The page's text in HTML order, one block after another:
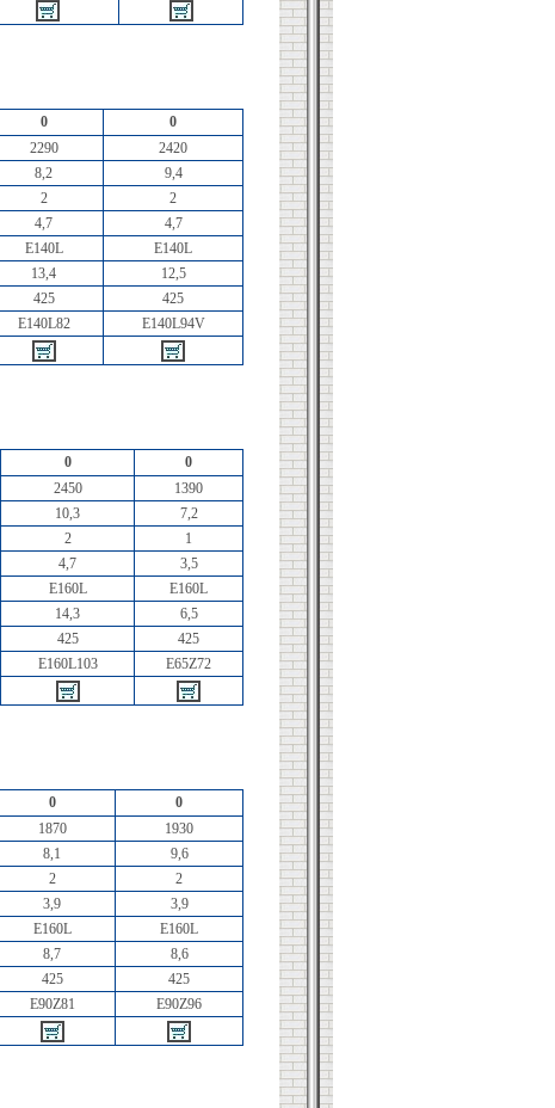
0
0
2290
2420
8,2
9,4
2
2
4,7
4,7
E140L
E140L
13,4
12,5
425
425
E140L82
E140L94V
0
0
2450
1390
10,3
7,2
2
1
4,7
3,5
E160L
E160L
14,3
6,5
425
425
E160L103
E65Z72
0
0
1870
1930
8,1
9,6
2
2
3,9
3,9
E160L
E160L
8,7
8,6
425
425
E90Z81
E90Z96